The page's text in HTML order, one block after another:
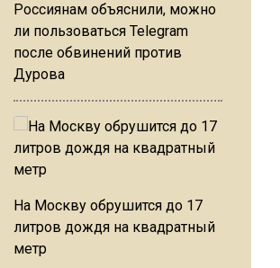
Россиянам объяснили, можно
ли пользоваться Telegram
после обвинений против
Дурова
На Москву обрушится до 17
литров дождя на квадратный
метр